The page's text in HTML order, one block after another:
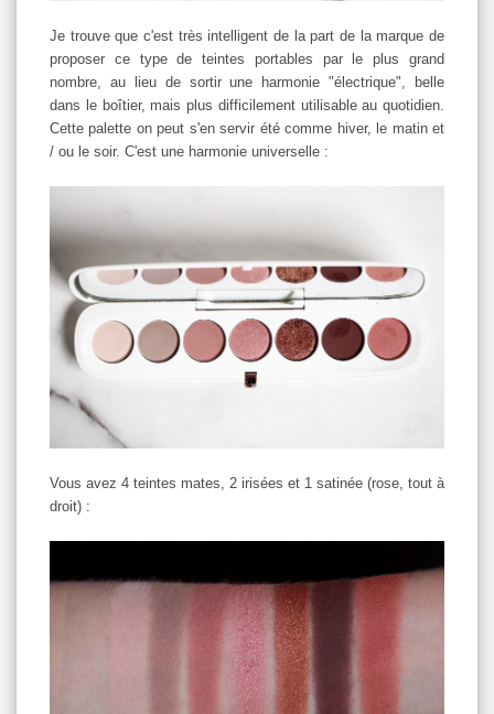
Je trouve que c'est très intelligent de la part de la marque de
proposer ce type de teintes portables par le plus grand
nombre, au lieu de sortir une harmonie "électrique", belle
dans le boîtier, mais plus difficilement utilisable au quotidien.
Cette palette on peut s'en servir été comme hiver, le matin et
/ ou le soir. C'est une harmonie universelle :
Vous avez 4 teintes mates, 2 irisées et 1 satinée (rose, tout à
droit) :